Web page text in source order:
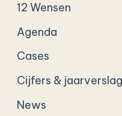
12 Wensen
Agenda
Cases
Cijfers &
News